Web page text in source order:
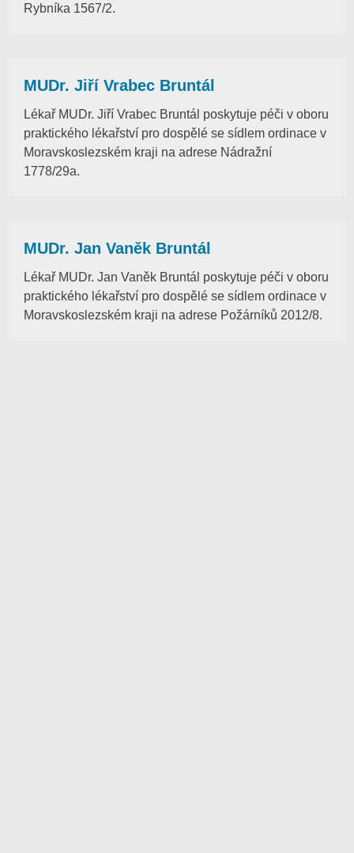
Rybníka 1567/2.
MUDr. Jiří Vrabec Bruntál
Lékař MUDr. Jiří Vrabec Bruntál poskytuje péči v oboru
praktického lékařství pro dospělé se sídlem ordinace v
Moravskoslezském kraji na adrese Nádražní
1778/29a.
MUDr. Jan Vaněk Bruntál
Lékař MUDr. Jan Vaněk Bruntál poskytuje péči v oboru
praktického lékařství pro dospělé se sídlem ordinace v
Moravskoslezském kraji na adrese Požárníků 2012/8.